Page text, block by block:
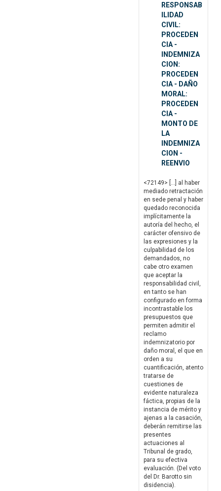
RESPONSAB
ILIDAD
CIVIL:
PROCEDEN
CIA -
INDEMNIZA
CION:
PROCEDEN
CIA - DAÑO
MORAL:
PROCEDEN
CIA -
MONTO DE
LA
INDEMNIZA
CION -
REENVIO
<72149> […] al haber
mediado retractación
en sede penal y haber
quedado reconocida
implícitamente la
autoría del hecho, el
carácter ofensivo de
las expresiones y la
culpabilidad de los
demandados, no
cabe otro examen
que aceptar la
responsabilidad civil,
en tanto se han
configurado en forma
incontrastable los
presupuestos que
permiten admitir el
reclamo
indemnizatorio por
daño moral, el que en
orden a su
cuantificación, atento
tratarse de
cuestiones de
evidente naturaleza
fáctica, propias de la
instancia de mérito y
ajenas a la casación,
deberán remitirse las
presentes
actuaciones al
Tribunal de grado,
para su efectiva
evaluación. (Del voto
del Dr. Barotto sin
disidencia).